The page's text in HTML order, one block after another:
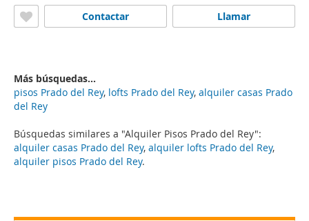
Búsquedas similares a "Alquiler Pisos Prado del Rey":
alquiler casas Prado del Rey, alquiler lofts Prado del Rey,
alquiler pisos Prado del Rey.
Llamar
Contactar
Más búsquedas...
pisos Prado del Rey, lofts Prado del Rey, alquiler casas Prado
del Rey